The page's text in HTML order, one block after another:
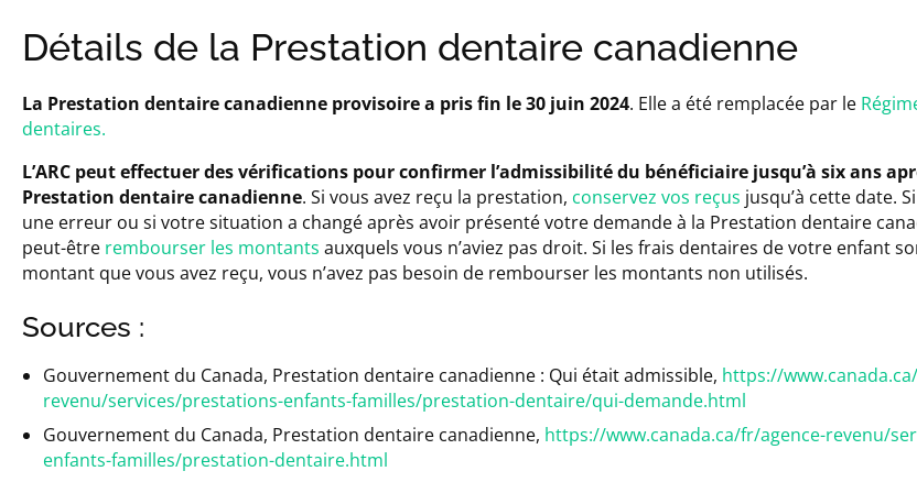
Détails de la Prestation dentaire canadienne
La Prestation dentaire canadienne provisoire a pris fin le 30 juin 2024. Elle a été remplacée par le
dentaires.
L’ARC peut effectuer des vérifications pour confirmer l’admissibilité du bénéficiaire jusqu’à six ans
Prestation dentaire canadienne. Si vous avez reçu la prestation, conservez vos reçus jusqu’à cette date.
une erreur ou si votre situation a changé après avoir présenté votre demande à la Prestation dentaire
peut-être rembourser les montants auxquels vous n’aviez pas droit. Si les frais dentaires de votre enfant
montant que vous avez reçu, vous n’avez pas besoin de rembourser les montants non utilisés.
Sources :
Gouvernement du Canada, Prestation dentaire canadienne : Qui était admissible, https://
revenu/services/prestations-enfants-familles/prestation-dentaire/qui-demande.html
Gouvernement du Canada, Prestation dentaire canadienne, https://www.canada.ca/fr/agence-revenu/
enfants-familles/prestation-dentaire.html